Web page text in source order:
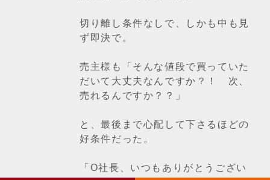
切り離し条件なしで、しかも中も見
ず即決で。
売主様も「そんな値段で買っていた
だいて大丈夫なんですか？！ 次、
売れるんですか？？」
と、最後まで心配して下さるほどの
好条件だった。
「O社長、いつもありがとうござい